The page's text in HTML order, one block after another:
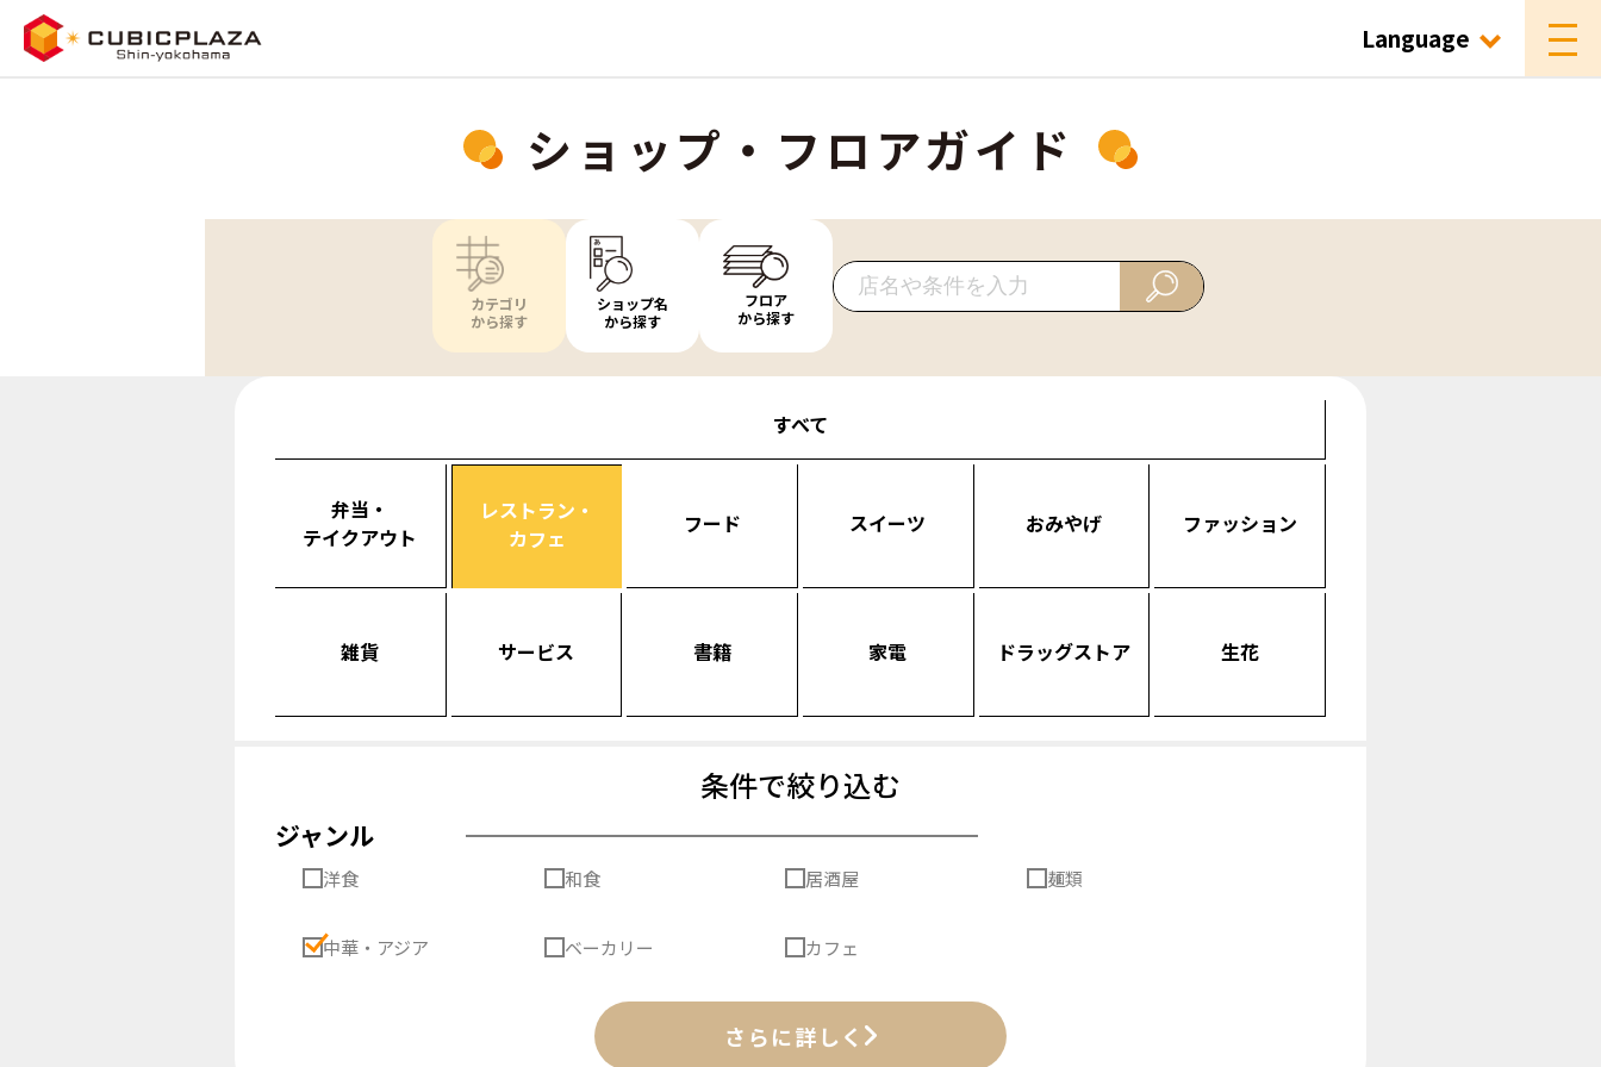
Language
ショップ・フロアガイド
カテゴリ
から探す
ショップ名
から探す
フロア
から探す
すべて
弁当・
テイクアウト
レストラン・
カフェ
フード スイーツ おみやげ ファッション
雑貨 サービス 書籍 家電 ドラッグストア 生花
条件で絞り込む
ジャンル
洋食 和食 居酒屋 麺類
中華・アジア ベーカリー カフェ
さらに詳しく